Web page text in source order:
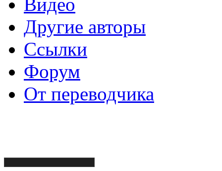
Другие авторы
Ссылки
Форум
От переводчика